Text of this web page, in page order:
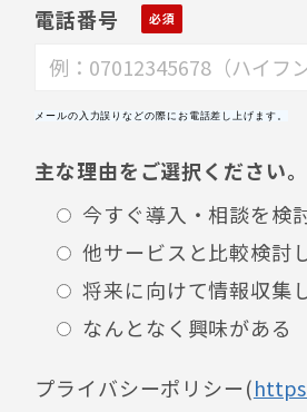
電話番号
メールの入力誤りなどの際にお電話差し上げます。
主な理由をご選択ください。
今すぐ導入・相談を検
他サービスと比較検討
将来に向けて情報収集
なんとなく興味がある
プライバシーポリシー(